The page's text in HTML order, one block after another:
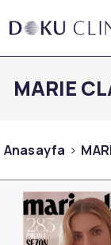
MARIE
Anasayfa